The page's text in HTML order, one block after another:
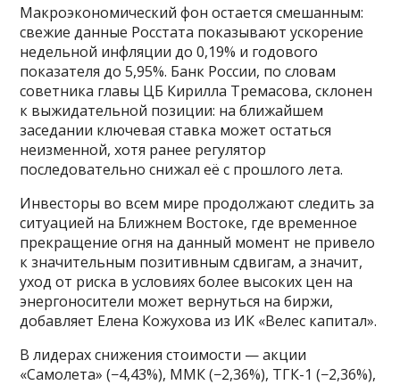
Макроэкономический фон остается смешанным:
свежие данные Росстата показывают ускорение
недельной инфляции до 0,19% и годового
показателя до 5,95%. Банк России, по словам
советника главы ЦБ Кирилла Тремасова, склонен
к выжидательной позиции: на ближайшем
заседании ключевая ставка может остаться
неизменной, хотя ранее регулятор
последовательно снижал её с прошлого лета.
Инвесторы во всем мире продолжают следить за
ситуацией на Ближнем Востоке, где временное
прекращение огня на данный момент не привело
к значительным позитивным сдвигам, а значит,
уход от риска в условиях более высоких цен на
энергоносители может вернуться на биржи,
добавляет Елена Кожухова из ИК «Велес капитал».
В лидерах снижения стоимости — акции
«Самолета» (−4,43%), ММК (−2,36%), ТГК-1 (−2,36%),